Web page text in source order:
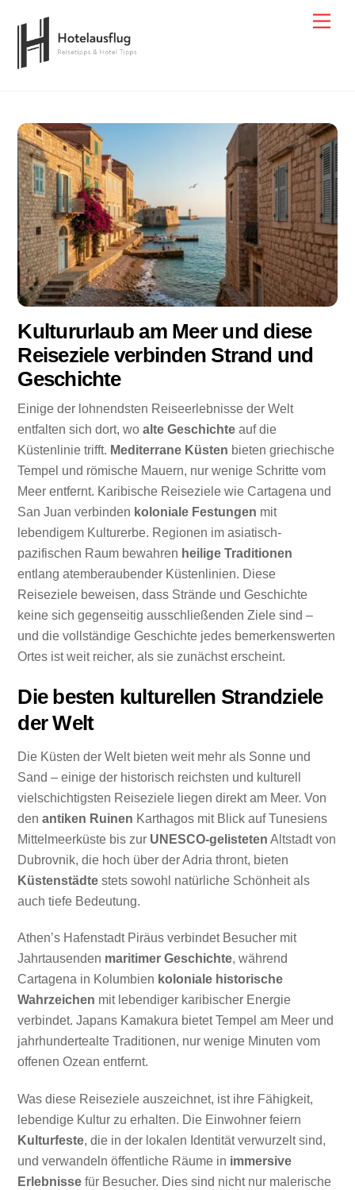
content
Kultururlaub am Meer und diese
Reiseziele verbinden Strand und
Geschichte
Einige der lohnendsten Reiseerlebnisse der Welt
entfalten sich dort, woalte Geschichte auf die
Küstenlinie trifft. Mediterrane Küsten bieten griechische
Tempel und römische Mauern, nur wenige Schritte vom
Meer entfernt. Karibische Reiseziele wie Cartagena und
San Juan verbinden koloniale Festungen mit
lebendigem Kulturerbe. Regionen im asiatisch-
pazifischen Raum bewahren heilige Traditionen
entlang atemberaubender Küstenlinien. Diese
Reiseziele beweisen, dass Strände und Geschichte
keine sich gegenseitig ausschließenden Ziele sind –
und die vollständige Geschichte jedes bemerkenswerten
Ortes ist weit reicher, als sie zunächst erscheint.
Die besten kulturellen Strandziele
der Welt
Die Küsten der Welt bieten weit mehr als Sonne und
Sand – einige der historisch reichsten und kulturell
vielschichtigsten Reiseziele liegen direkt am Meer. Von
denantiken Ruinen Karthagos mit Blick auf Tunesiens
Mittelmeerküste bis zur UNESCO-gelisteten Altstadt von
Dubrovnik, die hoch über der Adria thront, bieten
Küstenstädte stets sowohl natürliche Schönheit als
auch tiefe Bedeutung.
Athen’s Hafenstadt Piräus verbindet Besucher mit
Jahrtausenden maritimer Geschichte, während
Cartagena in Kolumbien koloniale historische
Wahrzeichen mit lebendiger karibischer Energie
verbindet. Japans Kamakura bietet Tempel am Meer und
jahrhundertealte Traditionen, nur wenige Minuten vom
offenen Ozean entfernt.
Was diese Reiseziele auszeichnet, ist ihre Fähigkeit,
lebendige Kultur zu erhalten. Die Einwohner feiern
Kulturfeste, die in der lokalen Identität verwurzelt sind,
und verwandeln öffentliche Räume in immersive
Erlebnisse für Besucher. Dies sind nicht nur malerische